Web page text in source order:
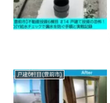
戸建6軒目(豊前市)